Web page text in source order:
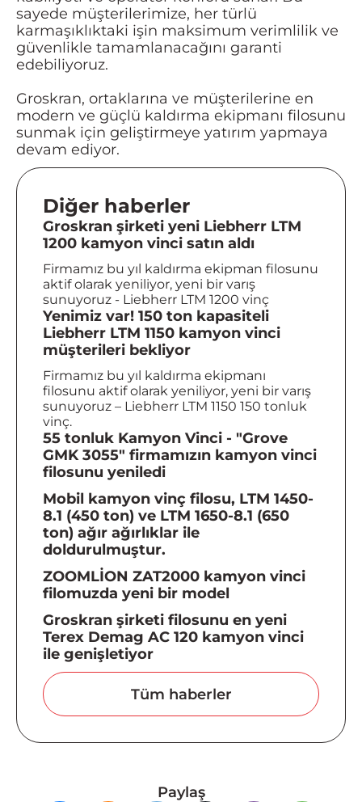
sayede müşterilerimize, her türlü
karmaşıklıktaki işin maksimum verimlilik ve
güvenlikle tamamlanacağını garanti
edebiliyoruz.
Groskran, ortaklarına ve müşterilerine en
modern ve güçlü kaldırma ekipmanı filosunu
sunmak için geliştirmeye yatırım yapmaya
devam ediyor.
Diğer haberler
Groskran şirketi yeni Liebherr LTM
1200 kamyon vinci satın aldı
Firmamız bu yıl kaldırma ekipman filosunu
aktif olarak yeniliyor, yeni bir varış
sunuyoruz - Liebherr LTM 1200 vinç
Yenimiz var! 150 ton kapasiteli
Liebherr LTM 1150 kamyon vinci
müşterileri bekliyor
Firmamız bu yıl kaldırma ekipmanı
filosunu aktif olarak yeniliyor, yeni bir varış
sunuyoruz – Liebherr LTM 1150 150 tonluk
vinç.
55 tonluk Kamyon Vinci - "Grove
GMK 3055" firmamızın kamyon vinci
filosunu yeniledi
Mobil kamyon vinç filosu, LTM 1450-
8.1 (450 ton) ve LTM 1650-8.1 (650
ton) ağır ağırlıklar ile
doldurulmuştur.
ZOOMLİON ZAT2000 kamyon vinci
filomuzda yeni bir model
Groskran şirketi filosunu en yeni
Terex Demag AC 120 kamyon vinci
ile genişletiyor
Tüm haberler
Paylaş